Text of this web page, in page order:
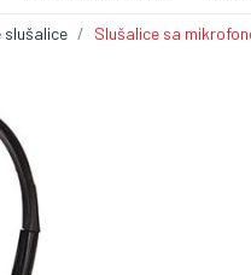
slušalice Slušalice sa